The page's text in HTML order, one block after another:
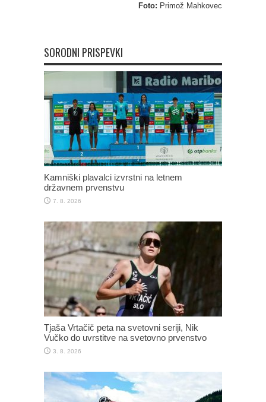
Foto: Primož Mahkovec
SORODNI PRISPEVKI
Kamniški plavalci izvrstni na letnem
državnem prvenstvu
7. 8. 2026
Tjaša Vrtačič peta na svetovni seriji, Nik
Vučko do uvrstitve na svetovno prvenstvo
3. 8. 2026